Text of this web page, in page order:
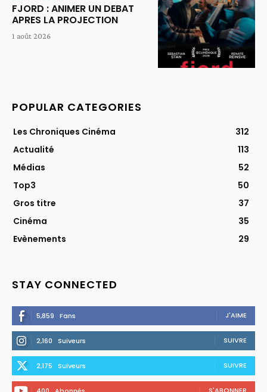
FJORD : ANIMER UN DEBAT
APRES LA PROJECTION
1 août 2026
POPULAR CATEGORIES
Les Chroniques Cinéma
312
Actualité
113
Médias
52
Top3
50
Gros titre
37
Cinéma
35
Evènements
29
STAY CONNECTED
5,859 Fans J'AIME
2,160 Suiveurs SUIVRE
2,175 Suiveurs SUIVRE
S'ABONNER